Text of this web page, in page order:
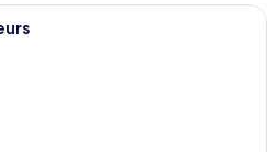
Une chambre d’hôtel équipée d’un